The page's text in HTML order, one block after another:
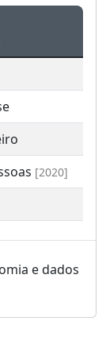
[2020]
e dados